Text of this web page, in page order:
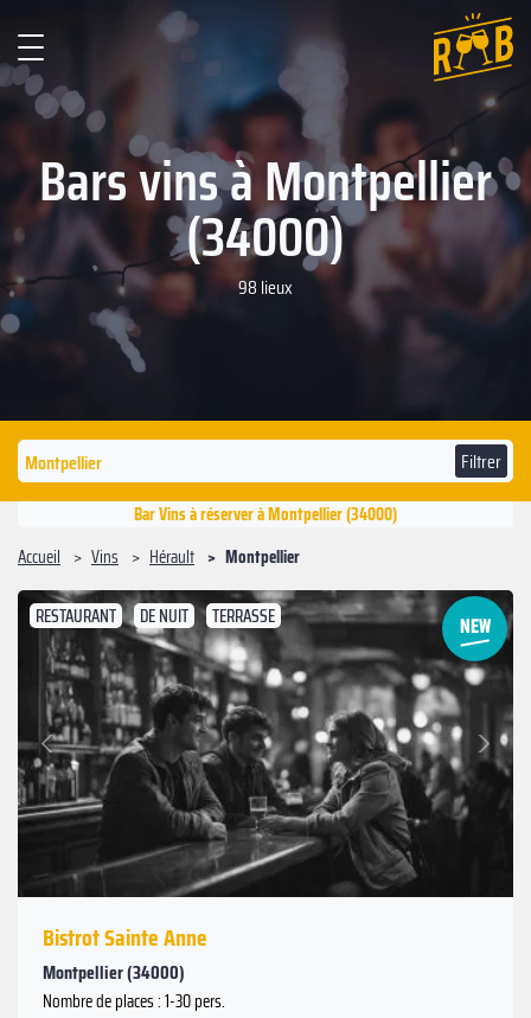
Bars vins à Montpellier
(34000)
98 lieux
Filtrer
Bar Vins à réserver à Montpellier (34000)
Accueil
Vins Hérault Montpellier
RESTAURANT DE NUIT TERRASSE
Précédent
Suivant
Bistrot Sainte Anne
Montpellier (34000)
Nombre de places : 1-30 pers.